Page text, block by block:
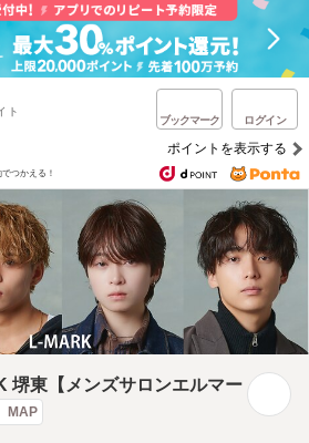
ト
ブックマーク ログイン
ポイントを表示する
つかえる！
東【メンズサロンエルマー
MAP